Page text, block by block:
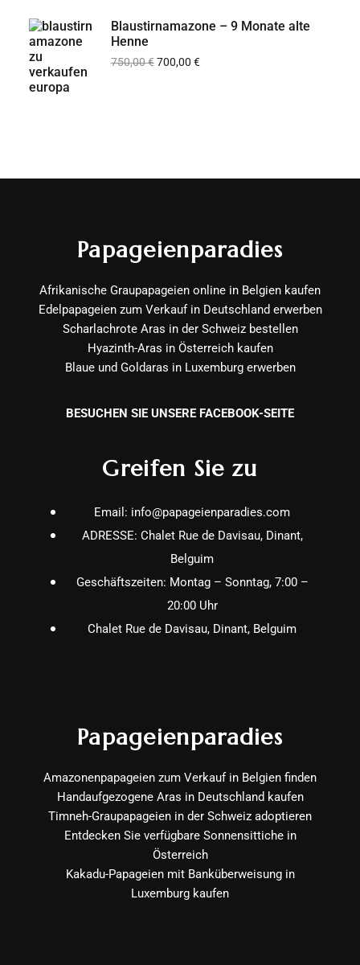
Blaustirnamazone – 9 Monate alte
Henne
750,00€700,00 €
Papageienparadies
Afrikanische Graupapageien online in Belgien kaufen
Edelpapageien zum Verkauf in Deutschland erwerben
Scharlachrote Aras in der Schweiz bestellen
Hyazinth-Aras in Österreich kaufen
Blaue und Goldaras in Luxemburg erwerben
BESUCHEN SIE UNSERE FACEBOOK-SEITE
Greifen Sie zu
Email: info@papageienparadies.com
ADRESSE: Chalet Rue de Davisau, Dinant,
Belguim
Geschäftszeiten: Montag – Sonntag, 7:00 –
20:00 Uhr
Chalet Rue de Davisau, Dinant, Belguim
Papageienparadies
Amazonenpapageien zum Verkauf in Belgien finden
Handaufgezogene Aras in Deutschland kaufen
Timneh-Graupapageien in der Schweiz adoptieren
Entdecken Sie verfügbare Sonnensittiche in
Österreich
Kakadu-Papageien mit Banküberweisung in
Luxemburg kaufen